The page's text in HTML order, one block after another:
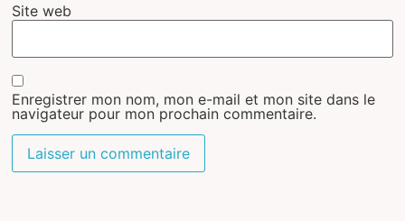
Site web
Enregistrer mon nom, mon e-mail et mon site dans le
navigateur pour mon prochain commentaire.